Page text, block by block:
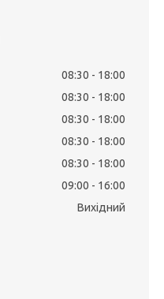
08:30
18:00
08:30
18:00
08:30
18:00
08:30
18:00
08:30
18:00
09:00
16:00
Вихідний